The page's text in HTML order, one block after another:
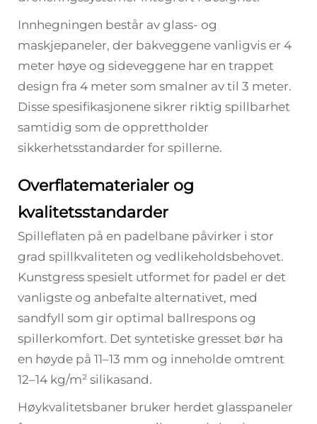
Innhegningen består av glass- og
maskjepaneler, der bakveggene vanligvis er 4
meter høye og sideveggene har en trappet
design fra 4 meter som smalner av til 3 meter.
Disse spesifikasjonene sikrer riktig spillbarhet
samtidig som de opprettholder
sikkerhetsstandarder for spillerne.
Overflatematerialer og
kvalitetsstandarder
Spilleflaten på en padelbane påvirker i stor
grad spillkvaliteten og vedlikeholdsbehovet.
Kunstgress spesielt utformet for padel er det
vanligste og anbefalte alternativet, med
sandfyll som gir optimal ballrespons og
spillerkomfort. Det syntetiske gresset bør ha
en høyde på 11–13 mm og inneholde omtrent
12–14 kg/m² silikasand.
Høykvalitetsbaner bruker herdet glasspaneler